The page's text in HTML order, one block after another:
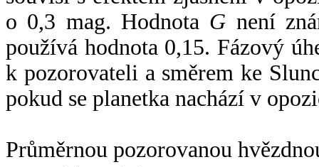
o 0,3 mag. Hodnota G není
používá hodnota 0,15. Fázový
k pozorovateli a směrem ke
pokud se planetka nachází v
Průměrnou pozorovanou